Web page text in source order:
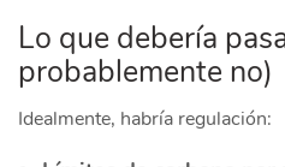
Lo que debería
probablemente no)
Idealmente, habría regulación: